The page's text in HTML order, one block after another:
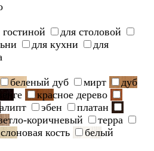
гостиной
для столовой
для кухни
для
беленый дуб мирт
дуб
красное дерево
эбен
платан
коричневый
терра
слоновая кость
белый